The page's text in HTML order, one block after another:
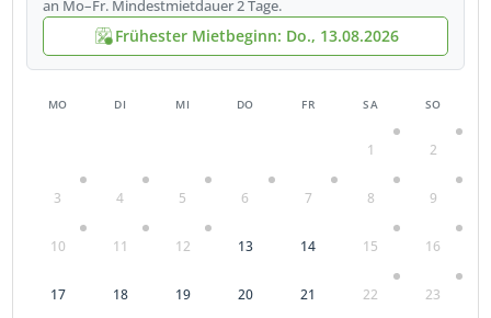
an Mo–Fr. Mindestmietdauer 2 Tage.
Frühester Mietbeginn: Do., 13.08.2026
MO DI MI DO FR SA SO
1 2
3 4 5 6 7 8 9
10 11 12 13 14 15 16
17 18 19 20 21 22 23